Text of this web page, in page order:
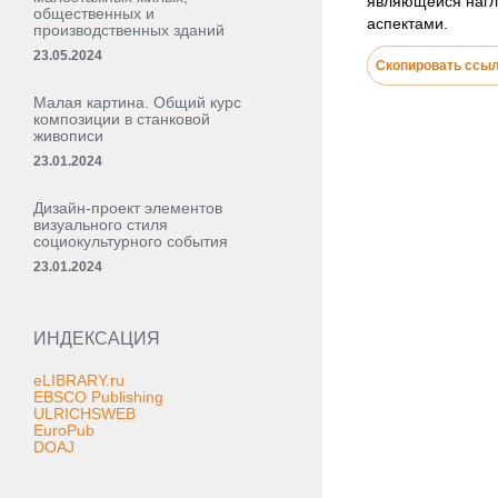
общественных и
производственных зданий
23.05.2024
Малая картина. Общий курс
композиции в станковой
живописи
23.01.2024
Дизайн-проект элементов
визуального стиля
социокультурного события
23.01.2024
ИНДЕКСАЦИЯ
eLIBRARY.ru
EBSCO Publishing
ULRICHSWEB
EuroPub
DOAJ
аспектами.
Скопировать